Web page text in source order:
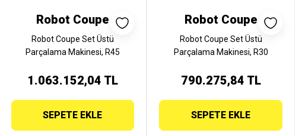
Robot Coupe
Robot Coupe Set Üstü
Parçalama Makinesi, R45
1.063.152,04 TL
SEPETE EKLE
Robot Coupe
Robot Coupe Set Üstü
Parçalama Makinesi, R30
790.275,84 TL
SEPETE EKLE